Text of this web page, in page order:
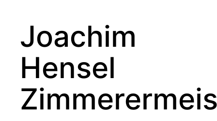
Joachim
Hensel